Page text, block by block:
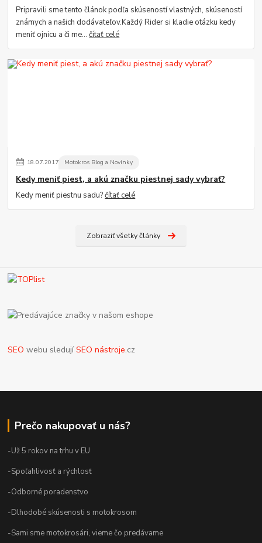
Pripravili sme tento článok podľa skúseností vlastných, skúseností
známych a našich dodávateľov.Každý Rider si kladie otázku kedy
meniť ojnicu a či me...čítať celé
18.07.2017 Motokros Blog a Novinky
Kedy meniť piest, a akú značku piestnej sady vybrať?
Kedy meniť piestnu sadu?čítať celé
Zobraziť všetky články
SEO webu sledujíSEO nástroje.cz
Prečo nakupovať u nás?
-Už 5 rokov na trhu v EU
-Spoľahlivosť a rýchlosť
-Odborné poradenstvo
-Dlhodobé skúsenosti s motokrosom
-Sami sme motokrosári, vieme čo predávame